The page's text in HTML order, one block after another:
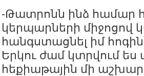
-Թատրոնն ինձ համար
կերպարների միջոցով
հանգստացնել իմ
Երկու ժամ կտրվում ես
հեքիաթային մի